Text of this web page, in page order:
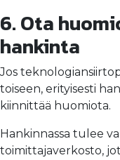
6. Ota
hankinta
Jos
toiseen, erityisesti
kiinnittää huomiota.
Hankinnassa tulee
toimittajaverkosto,